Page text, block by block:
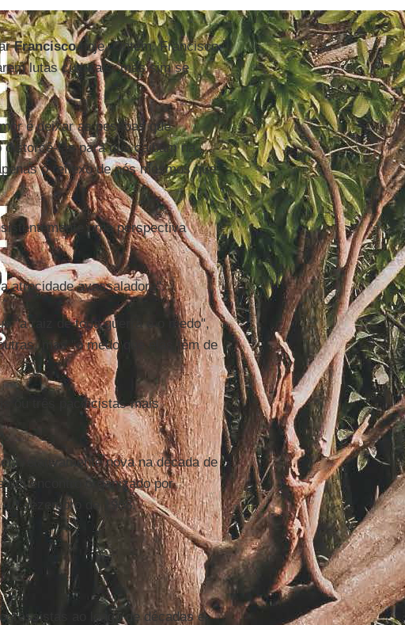
Franciscohoje. Ontem, Francisco
lutas culturais, mas sim se
é deixar as pessoas que
las para que caibam na
o reflexo de nós mesmos que
uma perspectiva
atrocidade avassaladora".
"a raiz de toda guerra é o medo",
mas "o medo que elas têm de
ou três pacificistas mais
relativamente nova na década de
um encontro organizado por
dezembro de 1968.
ao longo de décadas e